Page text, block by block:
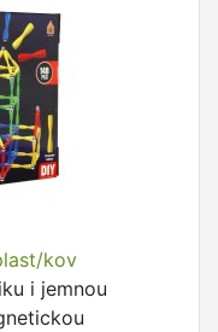
kov
i jemnou